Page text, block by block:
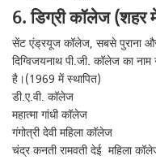
6. डिग्री कॉलेज (शहर
सेंट एंड्रयूज कॉलेज, सबसे पुराना और
दिग्विजयनाथ पी.जी. कॉलेज का
है।(1969 में स्थापित)
डी.ए.वी. कॉलेज
महात्मा गांधी कॉलेज
गंगोत्री देवी महिला कॉलेज
चंद्र कनती रामवती देई महिला